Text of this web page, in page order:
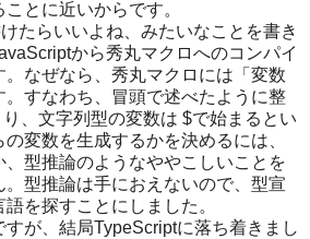
とに近いからです。
たらいいよね、みたいなことを書き
から秀丸マクロへのコンパイ
。なぜなら、秀丸マクロには「変数
。すなわち、冒頭で述べたように整
、文字列型の変数は $で始まるとい
変数を生成するかを決めるには、
型推論のようなややこしいことを
。型推論は手におえないので、型宣
を探すことにしました。
が、結局TypeScriptに落ち着きまし